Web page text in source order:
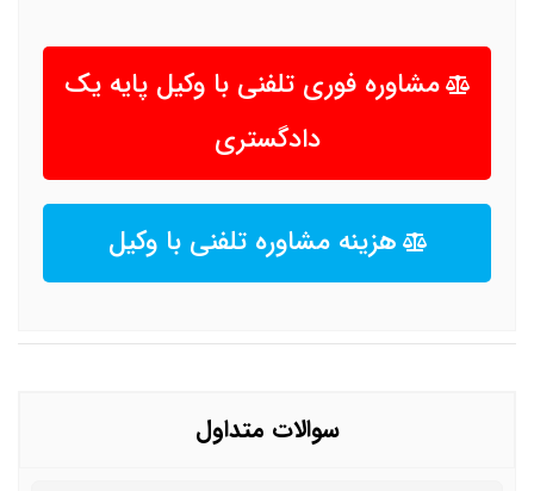
مشاوره فوری تلفنی با وکیل پایه یک
دادگستری
هزینه مشاوره تلفنی با وکیل
سوالات متداول